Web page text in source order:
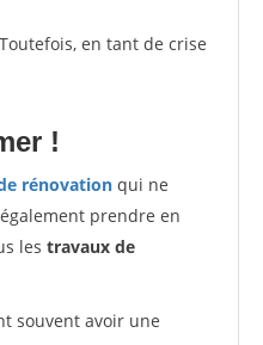
en tant de crise
!
rénovation qui ne
prendre en
les travaux de
souvent avoir une